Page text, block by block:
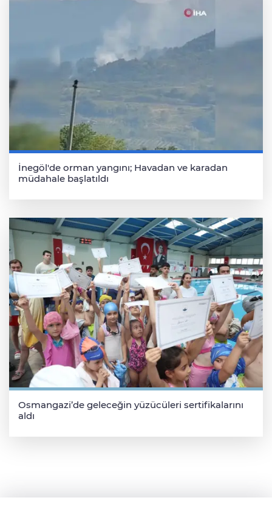
İnegöl'de orman yangını; Havadan ve karadan
müdahale başlatıldı
Osmangazi’de geleceğin yüzücüleri sertifikalarını
aldı